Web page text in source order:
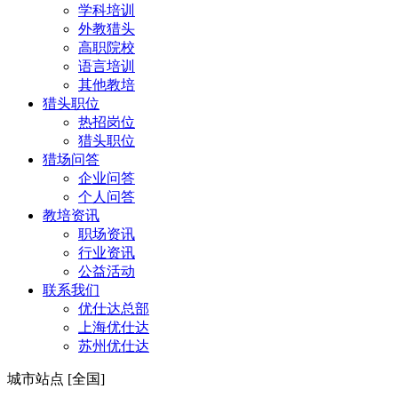
学科培训
外教猎头
高职院校
语言培训
其他教培
猎头职位
热招岗位
猎头职位
猎场问答
企业问答
个人问答
教培资讯
职场资讯
行业资讯
公益活动
联系我们
优仕达总部
上海优仕达
苏州优仕达
城市站点 [全国]